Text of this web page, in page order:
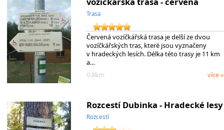
Trasa
Červená vozíčkářská trasa je delší ze dvou
vozíčkářských tras, které jsou vyznačeny
v hradeckých lesích. Délka této trasy je 11 km
a…
0.8km
více »
Rozcestí Dubinka - Hradecké lesy
Rozcestí